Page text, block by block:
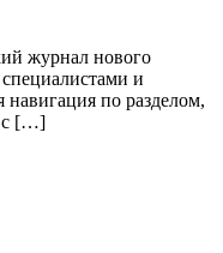
журнал нового
и
по разделом,
с […]